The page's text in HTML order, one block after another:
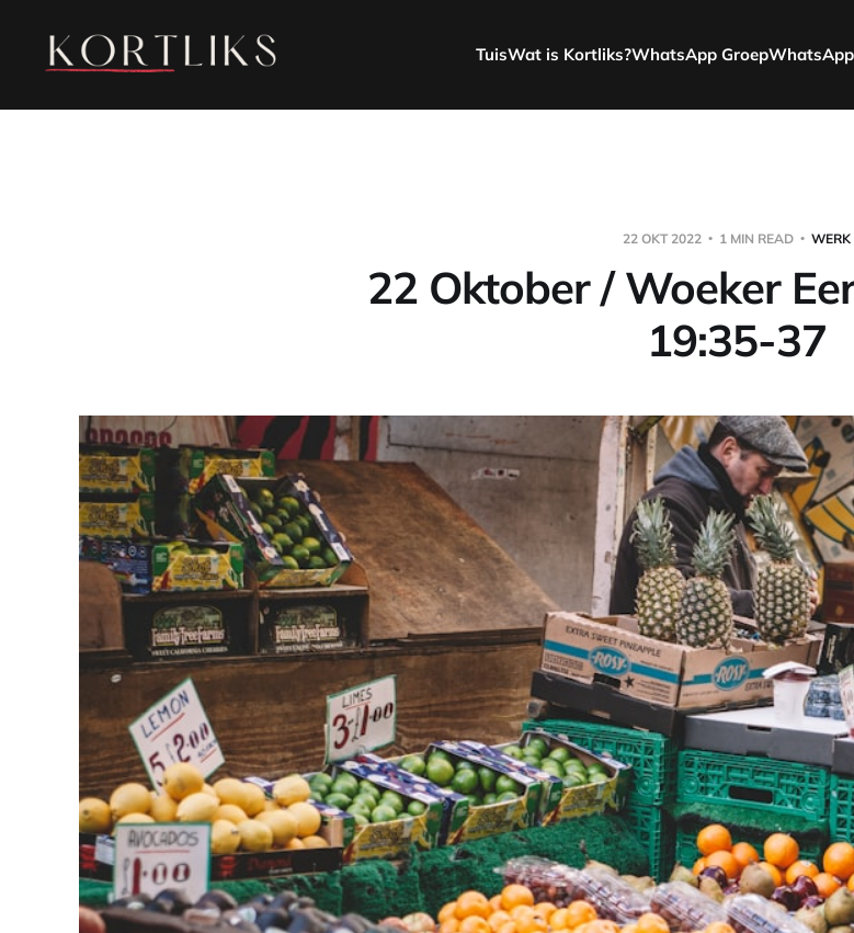
TuisWat is Kortliks?WhatsApp Groep
22 OKT 2022 1 MIN READ WERK
22 Oktober / Woeker
19:35-37